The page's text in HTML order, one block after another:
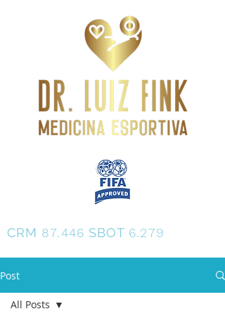
CRM 87.446 SBOT 6.279
Post
All Posts